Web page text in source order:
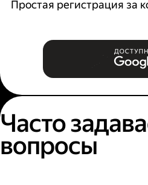
Простая регистрация за
Часто
вопросы